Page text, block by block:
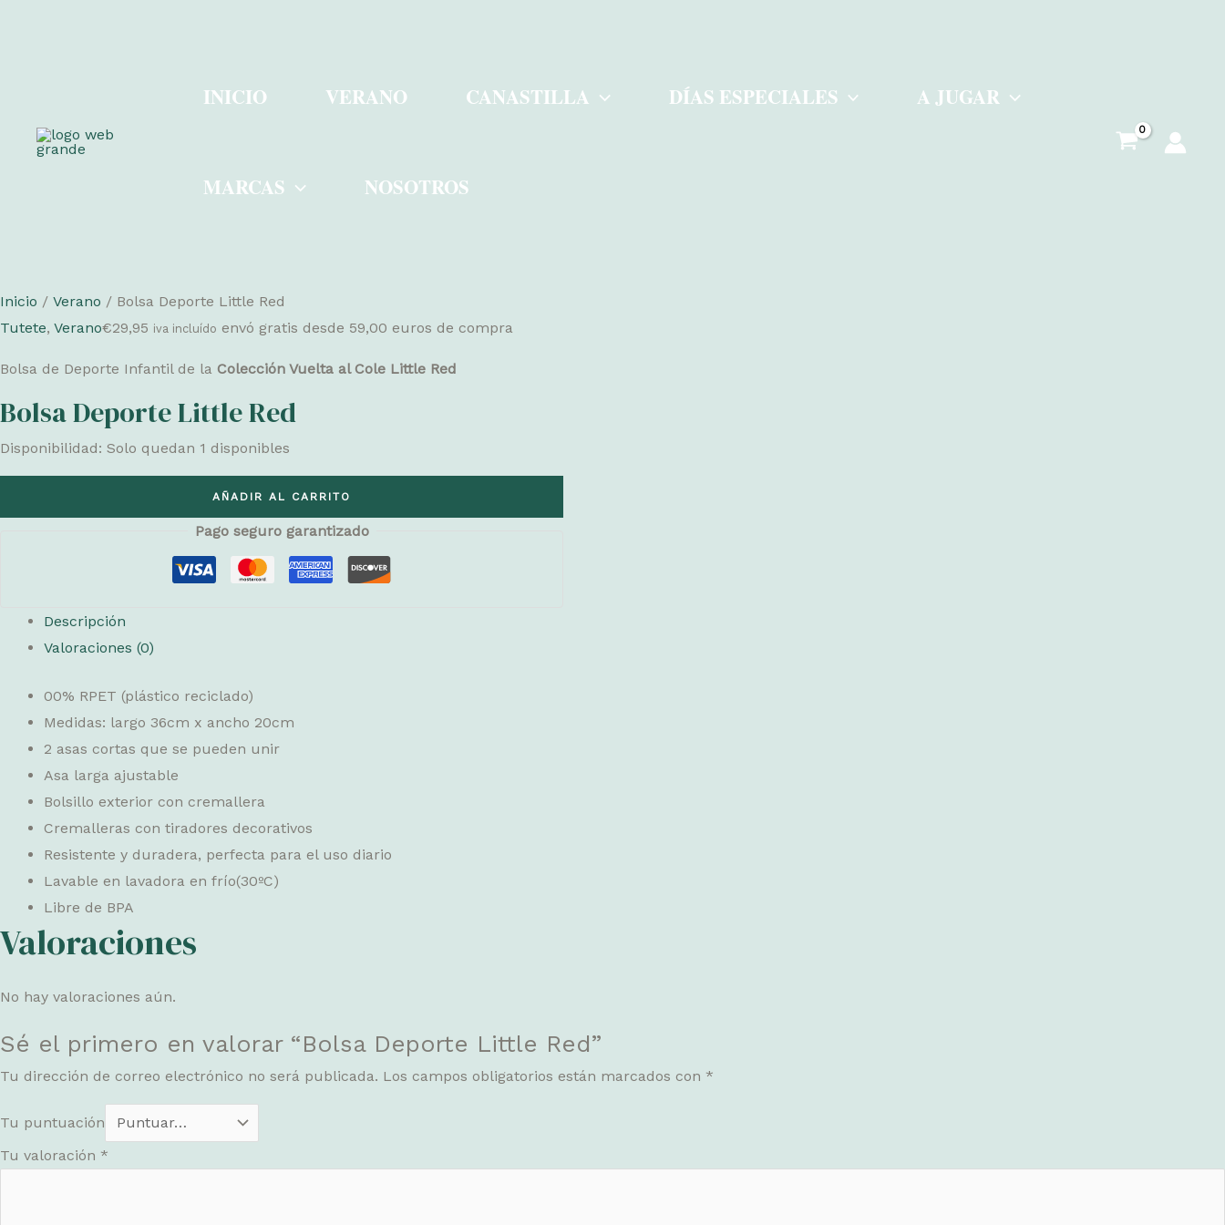
INICIO VERANO CANASTILLA DÍAS ESPECIALES A JUGAR
MARCAS NOSOTROS
Inicio / Verano / Bolsa Deporte Little Red
Tutete, Verano€29,95 iva incluído envó gratis desde 59,00 euros de compra
Bolsa de Deporte Infantil de la Colección Vuelta al Cole Little Red
Bolsa Deporte Little Red
Disponibilidad: Solo quedan 1 disponibles
Deporte
AÑADIR AL CARRITO
Pago seguro garantizado
Descripción
Valoraciones (0)
00% RPET (plástico reciclado)
Medidas: largo 36cm x ancho 20cm
2 asas cortas que se pueden unir
Asa larga ajustable
Bolsillo exterior con cremallera
Cremalleras con tiradores decorativos
Resistente y duradera, perfecta para el uso diario
Lavable en lavadora en frío(30ºC)
Libre de BPA
Valoraciones
No hay valoraciones aún.
Sé el primero en valorar “Bolsa Deporte Little Red”
Tu dirección de correo electrónico no será publicada. Los campos obligatorios están marcados con *
Tu puntuación
Tu valoración *